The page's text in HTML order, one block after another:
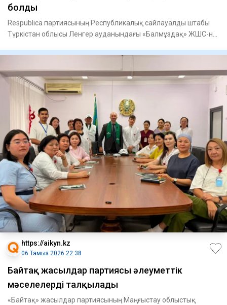
болды
Respublica партиясының Республикалық сайлауалды штабы
Түркістан облысы Ленгер ауданындағы «Балмұздақ» ЖШС-не
https://aikyn.kz
06 Тамыз 2026 22:38
Байтақ жасылдар партиясы әлеуметтік
мәселелерді талқылады
«Байтақ» жасылдар партиясының Маңғыстау облыстық